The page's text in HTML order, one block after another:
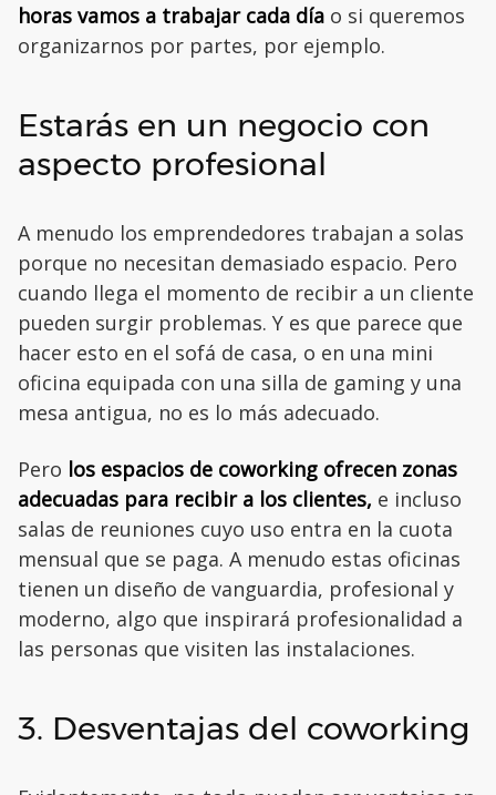
horas vamos a trabajar cada día o si queremos
organizarnos por partes, por ejemplo.
Estarás en un negocio con
aspecto profesional
A menudo los emprendedores trabajan a solas
porque no necesitan demasiado espacio. Pero
cuando llega el momento de recibir a un cliente
pueden surgir problemas. Y es que parece que
hacer esto en el sofá de casa, o en una mini
oficina equipada con una silla de gaming y una
mesa antigua, no es lo más adecuado.
Pero los espacios de coworking ofrecen zonas
adecuadas para recibir a los clientes, e incluso
salas de reuniones cuyo uso entra en la cuota
mensual que se paga. A menudo estas oficinas
tienen un diseño de vanguardia, profesional y
moderno, algo que inspirará profesionalidad a
las personas que visiten las instalaciones.
3. Desventajas del coworking